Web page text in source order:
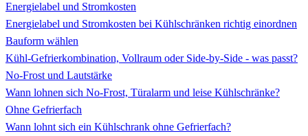
Energielabel und Stromkosten
Energielabel und Stromkosten bei Kühlschränken richtig einordnen
Bauform wählen
Kühl-Gefrierkombination, Vollraum oder Side-by-Side - was passt?
No-Frost und Lautstärke
Wann lohnen sich No-Frost, Türalarm und leise Kühlschränke?
Ohne Gefrierfach
Wann lohnt sich ein Kühlschrank ohne Gefrierfach?